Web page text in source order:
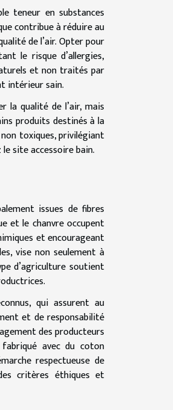
teneur en substances
contribue à réduire au
de l’air. Opter pour
le risque d’allergies,
et non traités par
intérieur sain.
la qualité de l’air, mais
produits destinés à la
toxiques, privilégiant
le siteaccessoire bain.
issues de fibres
et le chanvre occupent
et encourageant
vise non seulement à
d’agriculture soutient
qui assurent au
et de responsabilité
des producteurs
avec du coton
respectueuse de
critères éthiques et